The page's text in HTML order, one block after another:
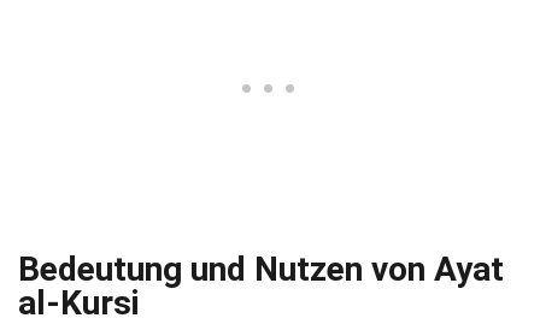
Bedeutung und Nutzen von Ayat
al-Kursi